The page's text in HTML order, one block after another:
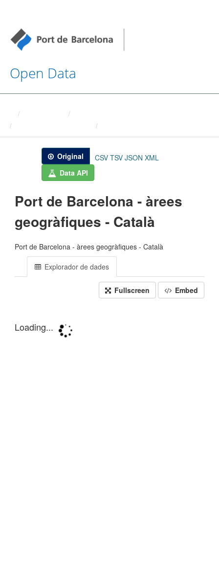
Open Data
Original CSV TSV JSON XML
Data API
Port de Barcelona - àrees
geogràfiques - Català
Port de Barcelona - àrees geogràfiques - Català
Explorador de dades
Fullscreen Embed